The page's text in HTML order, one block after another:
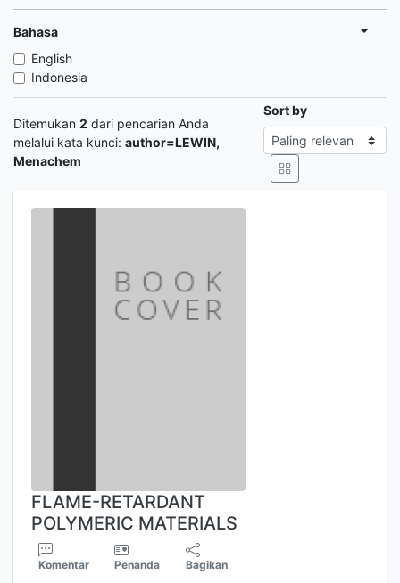
Bahasa
English
Indonesia
Ditemukan 2 dari pencarian Anda
melalui kata kunci: author=LEWIN,
Menachem
Sort by
FLAME-RETARDANT
POLYMERIC MATERIALS
Komentar Penanda Bagikan